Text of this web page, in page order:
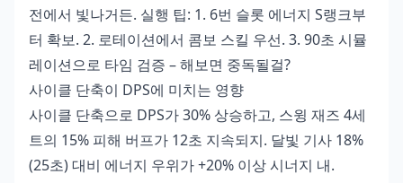
전에서 빛나거든. 실행 팁: 1. 6번 슬롯 에너지 S랭크부
터 확보. 2. 로테이션에서 콤보 스킬 우선. 3. 90초 시뮬
레이션으로 타임 검증 – 해보면 중독될걸?
사이클 단축이 DPS에 미치는 영향
사이클 단축으로 DPS가 30% 상승하고, 스윙 재즈 4세
트의 15% 피해 버프가 12초 지속되지. 달빛 기사 18%
(25초) 대비 에너지 우위가 +20% 이상 시너지 내.